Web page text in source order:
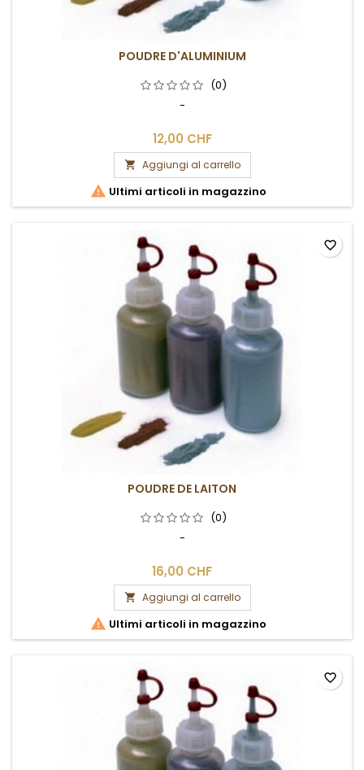
POUDRE D'ALUMINIUM
(0)
-
12,00 CHF
 Aggiungi al carrello
 Ultimi articoli in magazzino
POUDRE DE LAITON
(0)
-
16,00 CHF
 Aggiungi al carrello
 Ultimi articoli in magazzino
favorite_border
favorite_border